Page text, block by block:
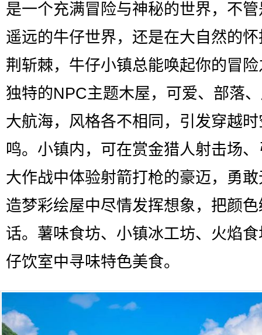
是一个充满冒险与神秘的世界，不
遥远的牛仔世界，还是在大自然的
荆斩棘，牛仔小镇总能唤起你的冒
独特的NPC主题木屋，可爱、部落
大航海，风格各不相同，引发穿越
鸣。小镇内，可在赏金猎人射击场
大作战中体验射箭打枪的豪迈，勇
造梦彩绘屋中尽情发挥想象，把颜
话。薯味食坊、小镇冰工坊、火焰
仔饮室中寻味特色美食。